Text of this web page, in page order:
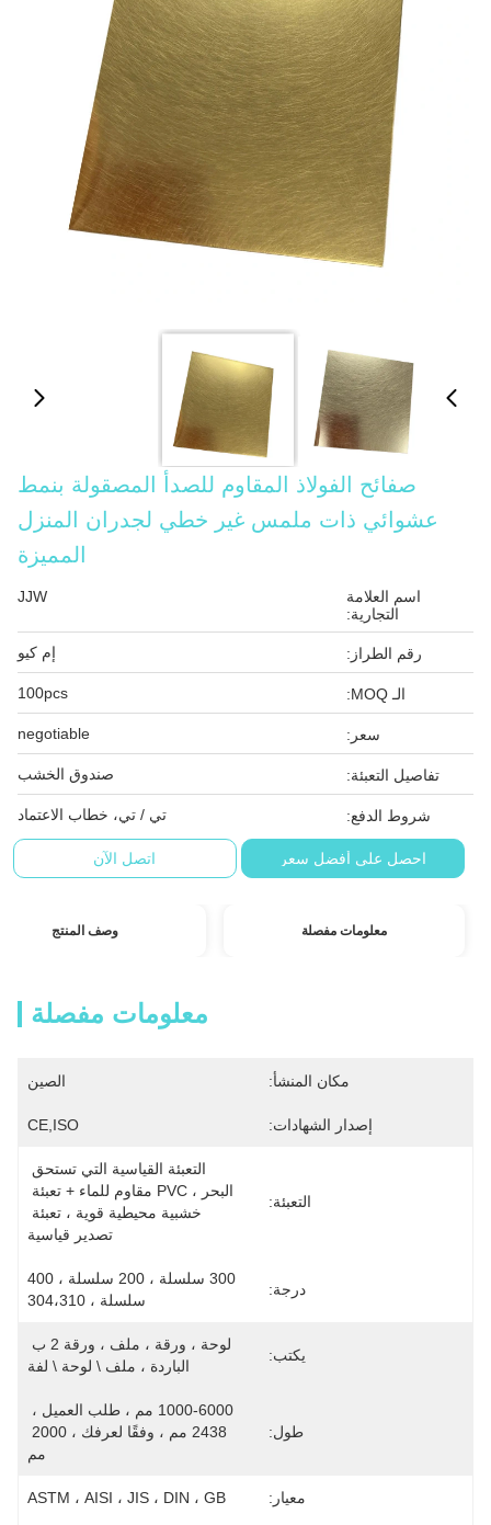
صفائح الفولاذ المقاوم للصدأ المصقولة بنمط
عشوائي ذات ملمس غير خطي لجدران المنزل
المميزة
اسم العلامة
التجارية:
JJW
رقم الطراز: إم كيو
الـ MOQ: 100pcs
سعر: negotiable
تفاصيل التعبئة: صندوق الخشب
شروط الدفع: تي / تي، خطاب الاعتماد
احصل على أفضل سعر اتصل الآن
معلومات مفصلة وصف المنتج
معلومات مفصلة
مكان المنشأ: الصين
إصدار الشهادات: CE,ISO
التعبئة:
تصدير قياسية
درجة:
سلسلة ، 304،310
يكتب:
الباردة ، ملف \ لوحة \ لفة
طول:
مم
معيار: ASTM ، AISI ، JIS ، DIN ، GB